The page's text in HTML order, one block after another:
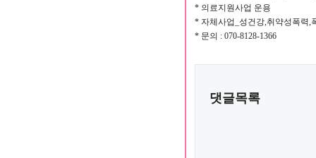
* 의료지원사업 운용
* 자체사업_성건강,취약성폭력,
* 문의 : 070-8128-1366
댓글목록